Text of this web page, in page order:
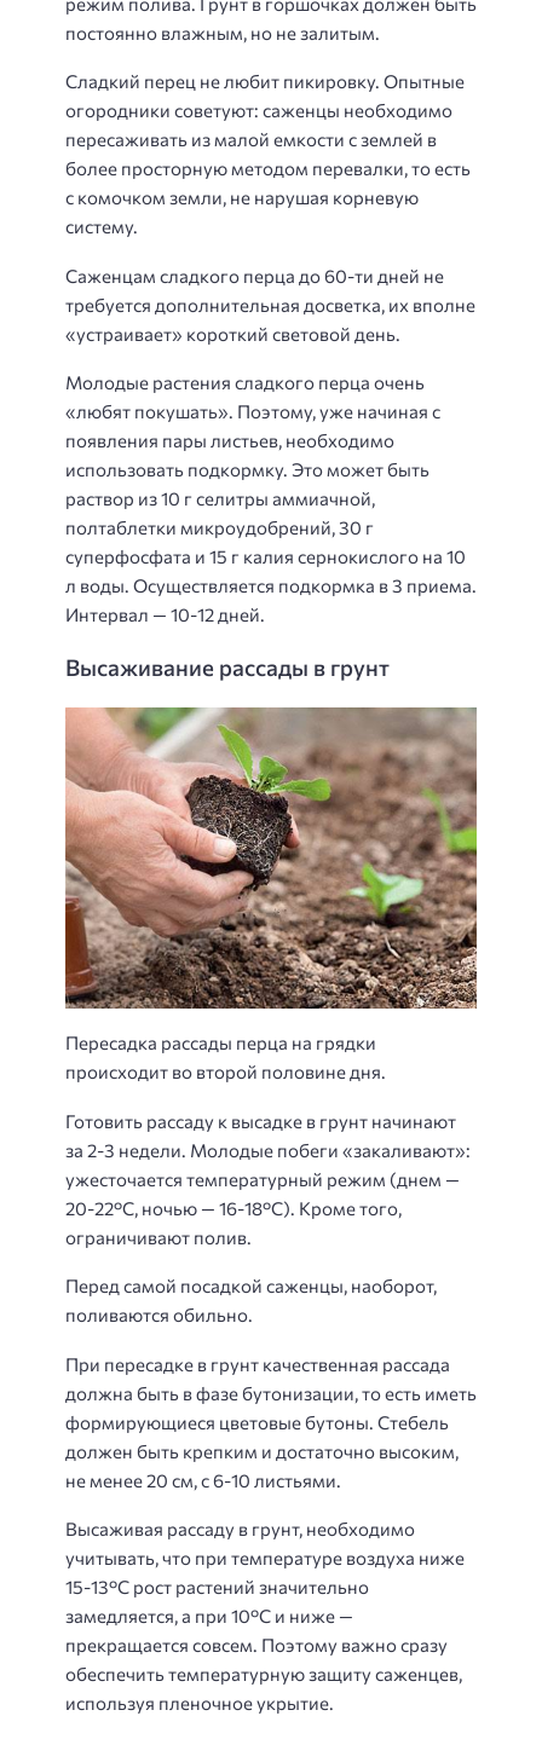
постоянно влажным, но не залитым.
Сладкий перец не любит пикировку. Опытные
огородники советуют: саженцы необходимо
пересаживать из малой емкости с землей в
более просторную методом перевалки, то есть
с комочком земли, не нарушая корневую
систему.
Саженцам сладкого перца до 60-ти дней не
требуется дополнительная досветка, их вполне
«устраивает» короткий световой день.
Молодые растения сладкого перца очень
«любят покушать». Поэтому, уже начиная с
появления пары листьев, необходимо
использовать подкормку. Это может быть
раствор из 10 г селитры аммиачной,
полтаблетки микроудобрений, 30 г
суперфосфата и 15 г калия сернокислого на 10
л воды. Осуществляется подкормка в 3 приема.
Интервал — 10-12 дней.
Высаживание рассады в грунт
Пересадка рассады перца на грядки
происходит во второй половине дня.
Готовить рассаду к высадке в грунт начинают
за 2-3 недели. Молодые побеги «закаливают»:
ужесточается температурный режим (днем —
20-22°С, ночью — 16-18°С). Кроме того,
ограничивают полив.
Перед самой посадкой саженцы, наоборот,
поливаются обильно.
При пересадке в грунт качественная рассада
должна быть в фазе бутонизации, то есть иметь
формирующиеся цветовые бутоны. Стебель
должен быть крепким и достаточно высоким,
не менее 20 см, с 6-10 листьями.
Высаживая рассаду в грунт, необходимо
учитывать, что при температуре воздуха ниже
15-13°С рост растений значительно
замедляется, а при 10°С и ниже —
прекращается совсем. Поэтому важно сразу
обеспечить температурную защиту саженцев,
используя пленочное укрытие.